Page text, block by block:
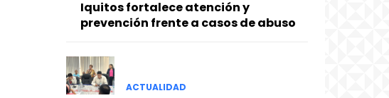
Iquitos fortalece atención y
prevención frente a casos de abuso
ACTUALIDAD